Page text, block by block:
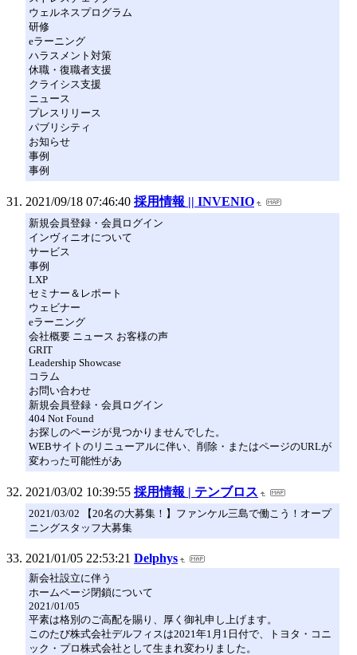
ウェルネスプログラム
研修
eラーニング
ハラスメント対策
休職・復職者支援
クライシス支援
ニュース
プレスリリース
パブリシティ
お知らせ
事例
事例
2021/09/18 07:46:40 採用情報 || INVENIO
新規会員登録・会員ログイン
インヴィニオについて
サービス
事例
LXP
セミナー＆レポート
ウェビナー
eラーニング
会社概要 ニュース お客様の声
GRIT
Leadership Showcase
コラム
お問い合わせ
新規会員登録・会員ログイン
404 Not Found
お探しのページが見つかりませんでした。
WEBサイトのリニューアルに伴い、削除・またはページのURLが
変わった可能性があ
2021/03/02 10:39:55 採用情報 | テンブロス
2021/03/02 【20名の大募集！】ファンケル三島で働こう！オープ
ニングスタッフ大募集
2021/01/05 22:53:21 Delphys
新会社設立に伴う
ホームページ閉鎖について
2021/01/05
平素は格別のご高配を賜り、厚く御礼申し上げます。
このたび株式会社デルフィスは2021年1月1日付で、トヨタ・コニ
ック・プロ株式会社として生まれ変わりました。